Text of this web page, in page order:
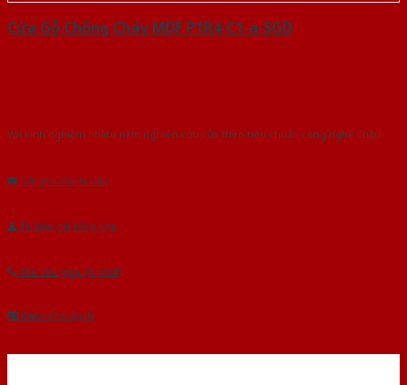
Cửa Gỗ Chống Cháy MDF P1R4-C1-a-SGD
Với kinh nghiệm nhiêu năm nghiên cứu cửa theo tiêu chuẩn công nghệ Châu
Gửi yêu cầu tư vấn
Tải báo giá tổng hợp
Yêu cầu gọi lại (3 phút)
Dành cho đại lý